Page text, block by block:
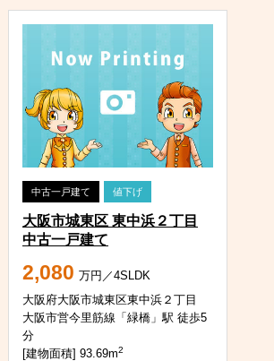
中古一戸建て 値下げ
大阪市城東区 東中浜２丁目
中古一戸建て
2,080 万円／4SLDK
大阪府大阪市城東区東中浜２丁目
大阪市営今里筋線「緑橋」駅 徒歩5
分
[建物面積] 93.69m2